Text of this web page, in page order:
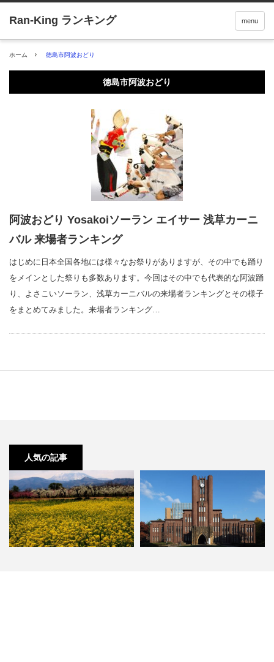
menu
ホーム 徳島市阿波おどり
徳島市阿波おどり
阿波おどり Yosakoiソーラン エイサー 浅草カーニ
バル 来場者ランキング
はじめに日本全国各地には様々なお祭りがありますが、その中でも踊り
をメインとした祭りも多数あります。今回はその中でも代表的な阿波踊
り、よさこいソーラン、浅草カーニバルの来場者ランキングとその様子
をまとめてみました。来場者ランキング…
人気の記事